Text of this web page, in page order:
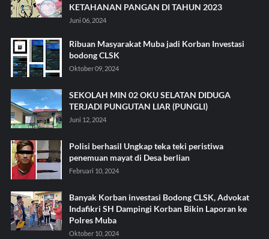
KETAHANAN PANGAN DI TAHUN 2023
Juni 06, 2024
Ribuan Masyarakat Muba jadi Korban Investasi
bodong CLSK
Oktober 09, 2024
SEKOLAH MIN 02 OKU SELATAN DIDUGA
TERJADI PUNGUTAN LIAR (PUNGLI)
Juni 12, 2024
Polisi berhasil Ungkap teka teki peristiwa
penemuan mayat di Desa berlian
Februari 10, 2024
Banyak Korban investasi Bodong CLSK, Advokat
Indafikri SH Dampingi Korban Bikin Laporan ke
Polres Muba
Oktober 10, 2024